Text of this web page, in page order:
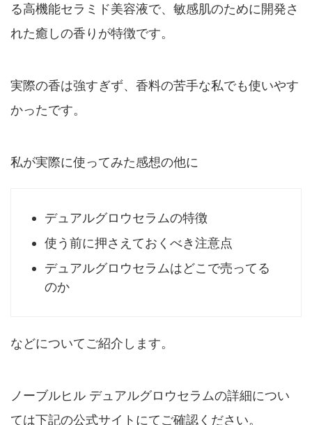
る高機能セラミド美容液で、敏感肌のために開発さ
れた癒しの香りが特徴です。
実際の香は強すぎず、香料の苦手な私でも使いやす
かったです。
私が実際に使ってみた感想の他に
デュアルグロウセラムの特徴
使う前に押さえておくべき注意点
デュアルグロウセラムはどこで売ってる
のか
などについてご紹介します。
ノーブルヒル デュアルグロウセラムの詳細につい
ては下記の公式サイトにてご確認ください。